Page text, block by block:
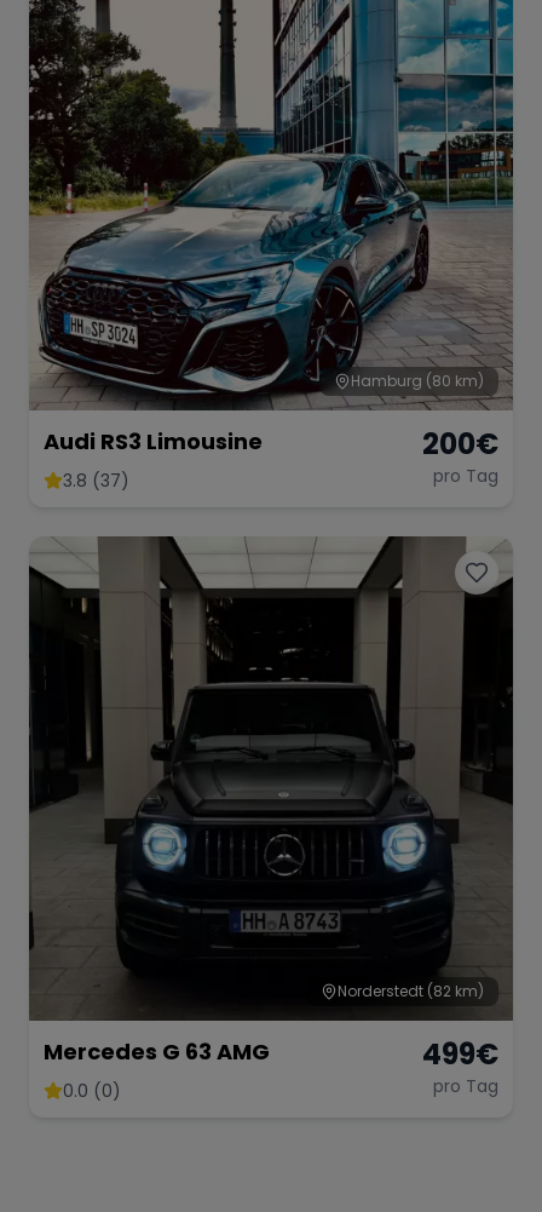
Hamburg (80 km)
Audi RS3 Limousine
3.8 (37)
200€
pro Tag
Norderstedt (82 km)
Mercedes G 63 AMG
0.0 (0)
499€
pro Tag